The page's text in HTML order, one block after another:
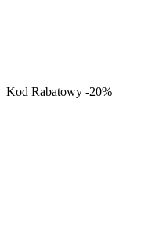
Kod Rabatowy -20%